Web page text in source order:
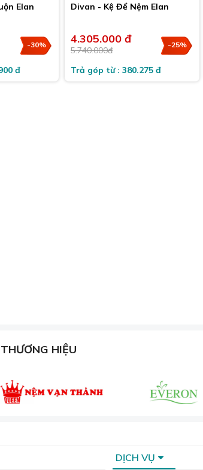
Elan
-30%
đ
Divan - Kệ Để Nệm Elan
4.305.000 đ
5.740.000đ
-25%
Trả góp từ : 380.275 đ
HIỆU
DỊCH VỤ